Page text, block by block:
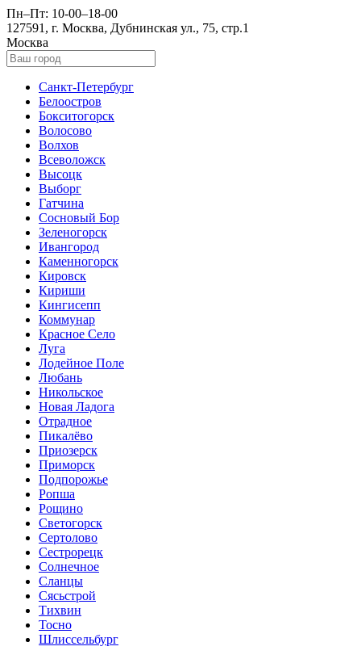
Пн–Пт: 10-00–18-00
127591, г. Москва, Дубнинская ул., 75, стр.1
Москва
Санкт-Петербург
Белоостров
Бокситогорск
Волосово
Волхов
Всеволожск
Высоцк
Выборг
Гатчина
Сосновый Бор
Зеленогорск
Ивангород
Каменногорск
Кировск
Кириши
Кингисепп
Коммунар
Красное Село
Луга
Лодейное Поле
Любань
Никольское
Новая Ладога
Отрадное
Пикалёво
Приозерск
Приморск
Подпорожье
Ропша
Рощино
Светогорск
Сертолово
Сестрорецк
Солнечное
Сланцы
Сясьстрой
Тихвин
Тосно
Шлиссельбург